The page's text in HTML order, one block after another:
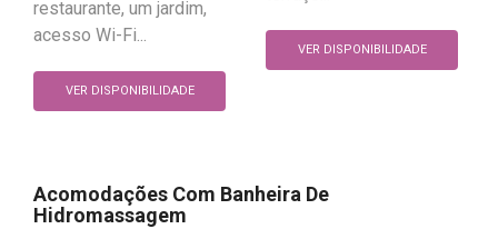
restaurante, um jardim,
acesso Wi-Fi...
VER DISPONIBILIDADE
VER DISPONIBILIDADE
Acomodações Com Banheira De
Hidromassagem